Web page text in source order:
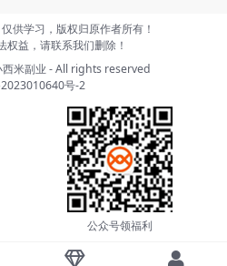
供学习，版权归原作者所有！
权益，请联系我们删除！
西米副业 - All rights reserved
2023010640号-2
公众号领福利